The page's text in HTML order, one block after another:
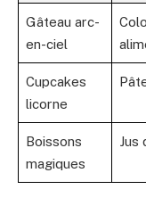
Gâteau arc-
en-ciel
Cupcakes
licorne
Boissons
magiques
Jus